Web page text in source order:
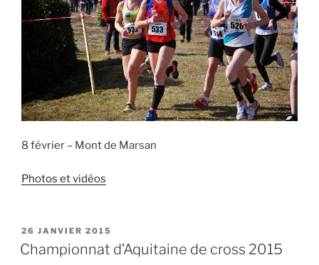
8 février – Mont de Marsan
Photos et vidéos
PUBLIÉ
LE
26 JANVIER 2015
Championnat d’Aquitaine de cross 2015